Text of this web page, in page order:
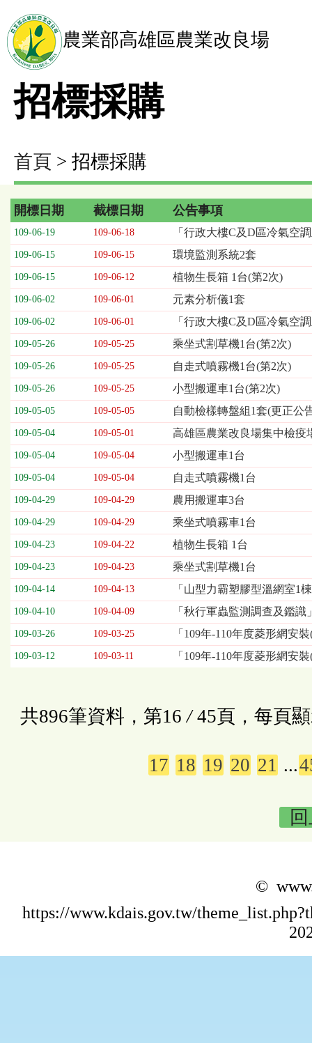
農業部高雄區農業改良場
招標採購
首頁 > 招標採購
招
標
採
購
列
表，
欄
位
依
序
開
標
期、
截
標
日
期、
公
告
事
項
開標日期 截標日期 公告事項
109-06-19 109-06-18 「行政大樓C及D區冷氣空
109-06-15 109-06-15 環境監測系統2套
109-06-15 109-06-12 植物生長箱 1台(第2次)
109-06-02 109-06-01 元素分析儀1套
109-06-02 109-06-01 「行政大樓C及D區冷氣空
109-05-26 109-05-25 乘坐式割草機1台(第2次)
109-05-26 109-05-25 自走式噴霧機1台(第2次)
109-05-26 109-05-25 小型搬運車1台(第2次)
109-05-05 109-05-05 自動檢樣轉盤組1套(更正公
109-05-04 109-05-01 高雄區農業改良場集中檢疫
109-05-04 109-05-04 小型搬運車1台
109-05-04 109-05-04 自走式噴霧機1台
109-04-29 109-04-29 農用搬運車3台
109-04-29 109-04-29 乘坐式噴霧車1台
109-04-23 109-04-22 植物生長箱 1台
109-04-23 109-04-23 乘坐式割草機1台
109-04-14 109-04-13 「山型力霸塑膠型溫網室1
109-04-10 109-04-09 「秋行軍蟲監測調查及鑑
109-03-26 109-03-25 「109年-110年度菱形網安
109-03-12 109-03-11 「109年-110年度菱形網安
共896筆資料，第16 /45頁，每頁
17 18 19 20 21 ...
©
https://www.kdais.gov.tw/